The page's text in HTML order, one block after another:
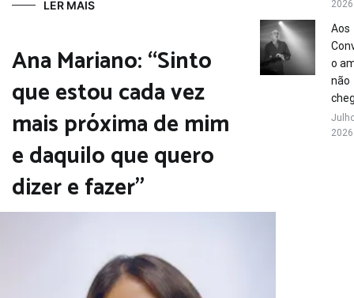
LER MAIS
Ana Mariano: “Sinto
que estou cada vez
mais próxima de mim
e daquilo que quero
dizer e fazer”
2026
Aos
o
não
2026